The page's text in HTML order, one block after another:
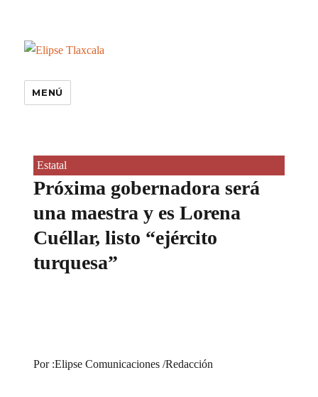
MENÚ
Estatal
Próxima gobernadora será
una maestra y es Lorena
Cuéllar, listo “ejército
turquesa”
Por :Elipse Comunicaciones /Redacción